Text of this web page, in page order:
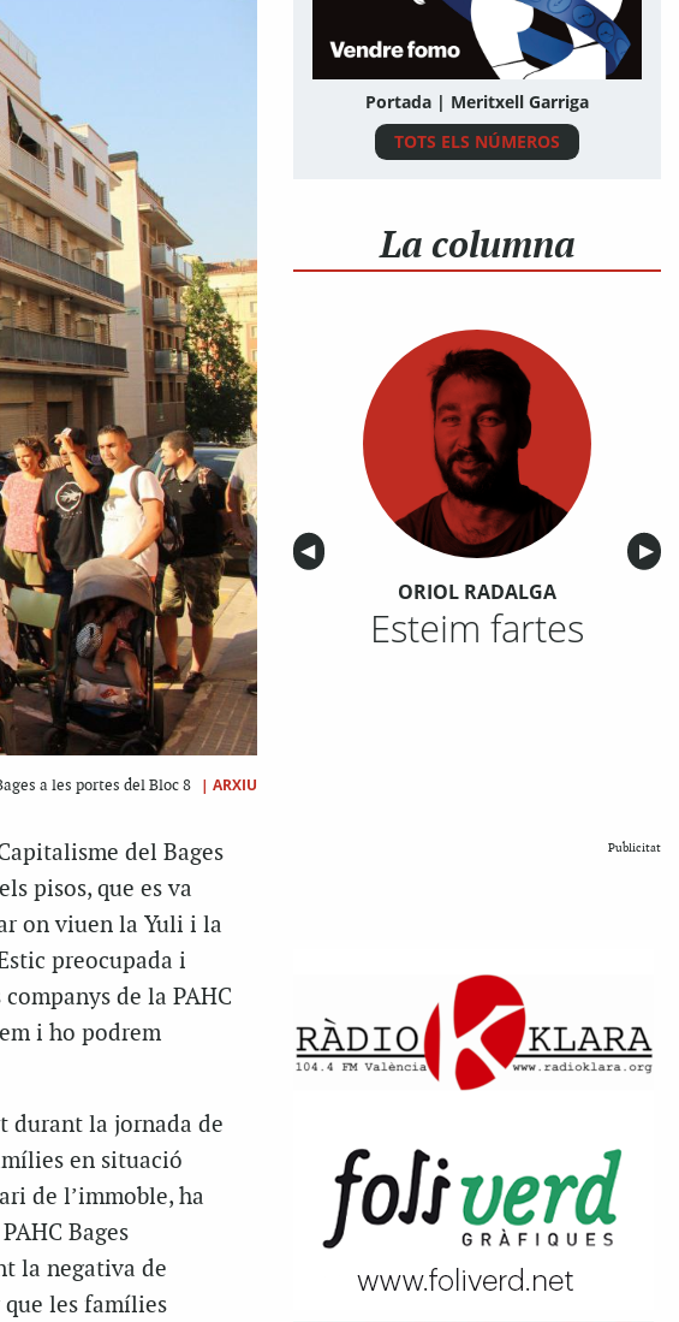
a les portes del Bloc 8 | ARXIU
del Bages
pisos, que es va
on viuen la Yuli i la
preocupada i
de la PAHC
i ho podrem
durant la jornada de
en situació
de l’immoble, ha
Bages
la negativa de
les famílies
Portada | Meritxell Garriga
TOTS ELS NÚMEROS
La columna
Anterior
◀︎ ▶︎
ORIOL RADALGA
Esteim fartes
Publicitat